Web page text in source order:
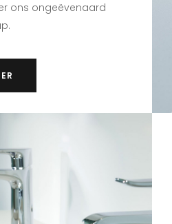
ons ongeëvenaard